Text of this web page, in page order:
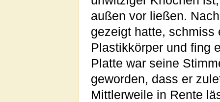
außen vor ließen.
gezeigt hatte, schmiss
Plastikkörper und fing
Platte war seine
geworden, dass er
Mittlerweile in Rente